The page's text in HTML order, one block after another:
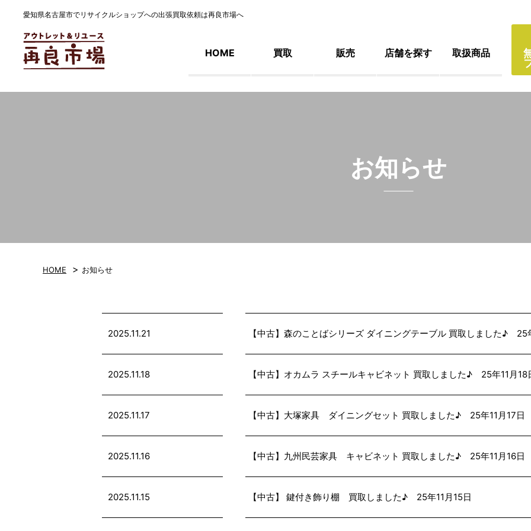
愛知県名古屋市でリサイクルショップへの出張買取依頼は再良市場へ
HOME 買取 販売 店舗を探す 取扱商品
お知らせ
HOME > お知らせ
2025.11.21 【中古】森のことばシリーズ ダイニングテーブル 買取しました♪ 25
2025.11.18 【中古】オカムラ スチールキャビネット 買取しました♪ 25年11月18
2025.11.17 【中古】大塚家具 ダイニングセット 買取しました♪ 25年11月17日
2025.11.16 【中古】九州民芸家具 キャビネット 買取しました♪ 25年11月16日
2025.11.15 【中古】 鍵付き飾り棚 買取しました♪ 25年11月15日